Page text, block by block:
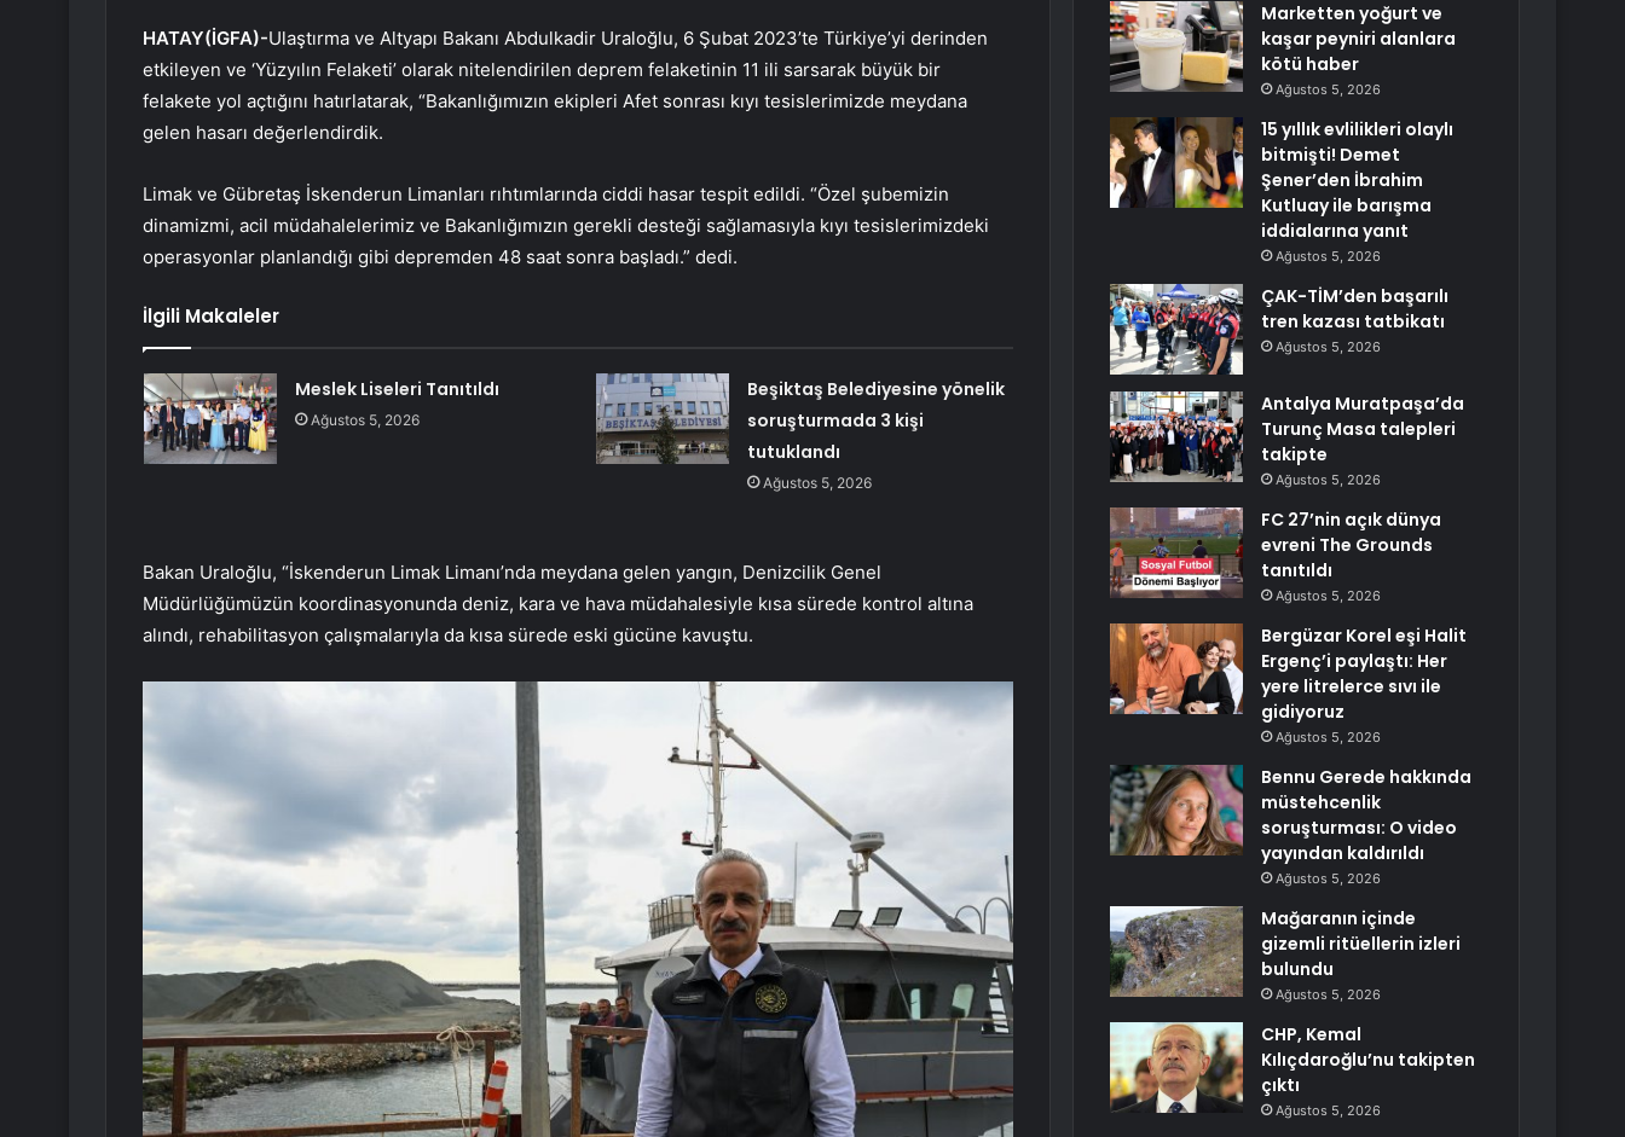
HATAY(İGFA)-Ulaştırma ve Altyapı Bakanı Abdulkadir Uraloğlu, 6 Şubat 2023’te Türkiye’yi derinden
etkileyen ve ‘Yüzyılın Felaketi’ olarak nitelendirilen deprem felaketinin 11 ili sarsarak büyük bir
felakete yol açtığını hatırlatarak, “Bakanlığımızın ekipleri Afet sonrası kıyı tesislerimizde meydana
gelen hasarı değerlendirdik.
Limak ve Gübretaş İskenderun Limanları rıhtımlarında ciddi hasar tespit edildi. “Özel şubemizin
dinamizmi, acil müdahalelerimiz ve Bakanlığımızın gerekli desteği sağlamasıyla kıyı tesislerimizdeki
operasyonlar planlandığı gibi depremden 48 saat sonra başladı.” dedi.
İlgili Makaleler
Meslek Liseleri Tanıtıldı
Ağustos 5, 2026
Beşiktaş Belediyesine yönelik
soruşturmada 3 kişi
tutuklandı
Ağustos 5, 2026
Bakan Uraloğlu, “İskenderun Limak Limanı’nda meydana gelen yangın, Denizcilik Genel
Müdürlüğümüzün koordinasyonunda deniz, kara ve hava müdahalesiyle kısa sürede kontrol altına
alındı, rehabilitasyon çalışmalarıyla da kısa sürede eski gücüne kavuştu.
Marketten yoğurt ve
kaşar peyniri alanlara
kötü haber
Ağustos 5, 2026
15 yıllık evlilikleri olaylı
bitmişti! Demet
Şener’den İbrahim
Kutluay ile barışma
iddialarına yanıt
Ağustos 5, 2026
ÇAK-TİM’den başarılı
tren kazası tatbikatı
Ağustos 5, 2026
Antalya Muratpaşa’da
Turunç Masa talepleri
takipte
Ağustos 5, 2026
FC 27’nin açık dünya
evreni The Grounds
tanıtıldı
Ağustos 5, 2026
Bergüzar Korel eşi Halit
Ergenç’i paylaştı: Her
yere litrelerce sıvı ile
gidiyoruz
Ağustos 5, 2026
Bennu Gerede hakkında
müstehcenlik
soruşturması: O video
yayından kaldırıldı
Ağustos 5, 2026
Mağaranın içinde
gizemli ritüellerin izleri
bulundu
Ağustos 5, 2026
CHP, Kemal
Kılıçdaroğlu’nu takipten
çıktı
Ağustos 5, 2026